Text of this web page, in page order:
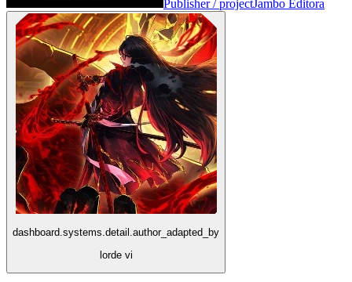
Publisher / projectJambo Editora
dashboard.systems.detail.author_adapted_by
lorde vi